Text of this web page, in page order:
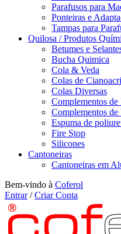
Parafusos para
Ponteiras e
Tampas para
Quilosa / Produtos
Betumes e
Bucha Quimica
Cola & Veda
Colas de
Colas Diversas
Complementos
Complementos de
Espuma de
Fire Stop
Silicones
Cantoneiras
Cantoneiras em
Bem-vindo à Coferol
Entrar/Criar Conta